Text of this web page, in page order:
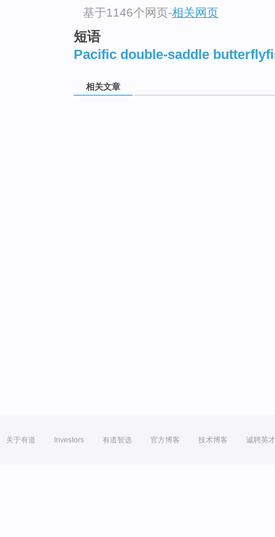
基于1146个网页-相关网页
短语
Pacific double-saddle
相关文章
关于有道 Investors 有道智选 官方博客 技术博客 诚聘英才